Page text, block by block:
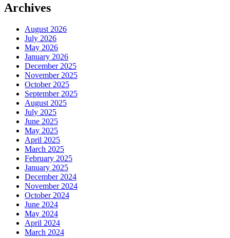
Archives
August 2026
July 2026
May 2026
January 2026
December 2025
November 2025
October 2025
September 2025
August 2025
July 2025
June 2025
May 2025
April 2025
March 2025
February 2025
January 2025
December 2024
November 2024
October 2024
June 2024
May 2024
April 2024
March 2024